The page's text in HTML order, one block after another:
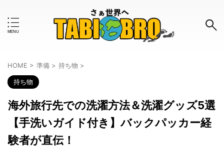
キーワードで検索する
#おすすめのタグ
ボランティア
HOME > 準備 > 持ち物 >
持ち物
海外旅行先での洗濯方法＆洗濯グッズ5選
【手洗いガイド付き】バックパッカー経
験者が直伝！